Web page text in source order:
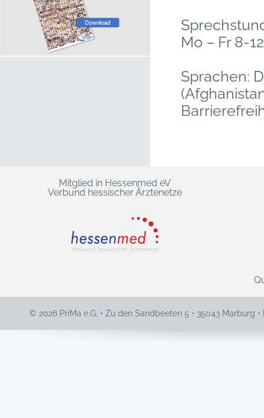
Mo – Fr 8-
Sprachen:
Mitglied in Hessenmed eV
Verbund hessischer Ärztenetze
© 2026 PriMa e.G. • Zu den Sandbeeten 5 • 35043 Marburg •